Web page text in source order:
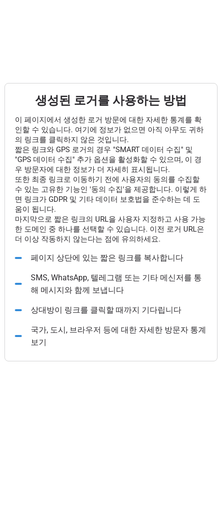
생성된 로거를 사용하는 방법
이 페이지에서 생성한 로거 방문에 대한 자세한 통계를 확
인할 수 있습니다. 여기에 정보가 없으면 아직 아무도 귀하
의 링크를 클릭하지 않은 것입니다.
짧은 링크와 GPS 로거의 경우 "SMART 데이터 수집" 및
"GPS 데이터 수집" 추가 옵션을 활성화할 수 있으며, 이 경
우 방문자에 대한 정보가 더 자세히 표시됩니다.
또한 최종 링크로 이동하기 전에 사용자의 동의를 수집할
수 있는 고유한 기능인 '동의 수집'을 제공합니다. 이렇게 하
면 링크가 GDPR 및 기타 데이터 보호법을 준수하는 데 도
움이 됩니다.
마지막으로 짧은 링크의 URL을 사용자 지정하고 사용 가능
한 도메인 중 하나를 선택할 수 있습니다. 이전 로거 URL은
더 이상 작동하지 않는다는 점에 유의하세요.
페이지 상단에 있는 짧은 링크를 복사합니다
SMS, WhatsApp, 텔레그램 또는 기타 메신저를 통
해 메시지와 함께 보냅니다
상대방이 링크를 클릭할 때까지 기다립니다
국가, 도시, 브라우저 등에 대한 자세한 방문자 통계
보기